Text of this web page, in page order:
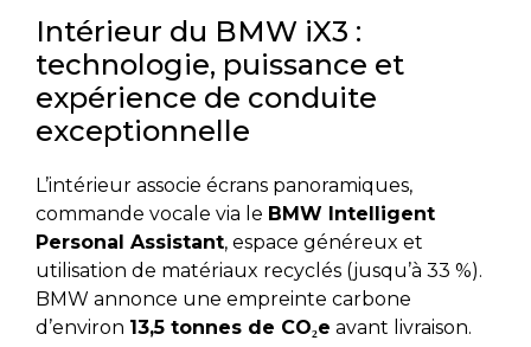
Intérieur du BMW iX3 :
technologie, puissance et
expérience de conduite
exceptionnelle
L’intérieur associe écrans panoramiques,
commande vocale via le BMW Intelligent
Personal Assistant, espace généreux et
utilisation de matériaux recyclés (jusqu’à 33 %).
BMW annonce une empreinte carbone
d’environ 13,5 tonnes de CO₂e avant livraison.